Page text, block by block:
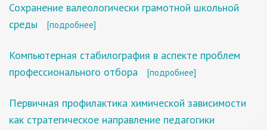
Сохранение валеологически грамотной школьной
среды
[подробнее]
Компьютерная стабилография в аспекте проблем
профессионального отбора
[подробнее]
Первичная профилактика химической зависимости
как стратегическое направление педагогики